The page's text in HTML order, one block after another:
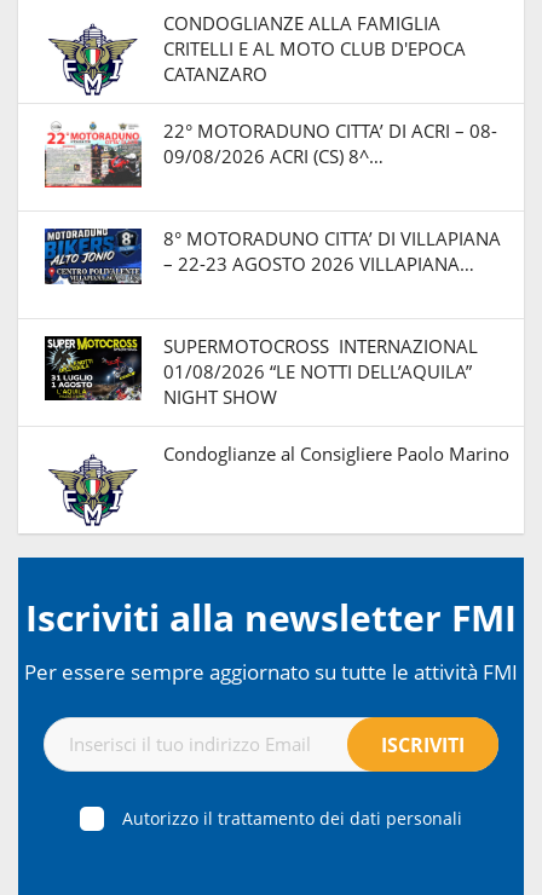
CONDOGLIANZE ALLA FAMIGLIA
CRITELLI E AL MOTO CLUB D'EPOCA
CATANZARO
22° MOTORADUNO CITTA’ DI ACRI – 08-
09/08/2026 ACRI (CS) 8^…
8° MOTORADUNO CITTA’ DI VILLAPIANA
– 22-23 AGOSTO 2026 VILLAPIANA…
SUPERMOTOCROSS INTERNAZIONAL
01/08/2026 “LE NOTTI DELL’AQUILA”
NIGHT SHOW
Condoglianze al Consigliere Paolo Marino
Iscriviti alla newsletter FMI
Per essere sempre aggiornato su tutte le attività FMI
Autorizzo il trattamento dei dati personali